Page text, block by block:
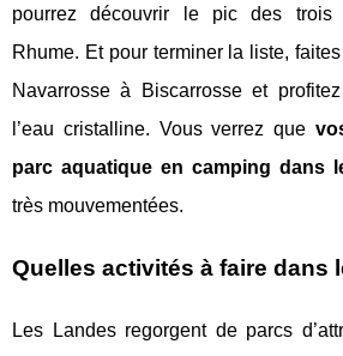
pourrez découvrir le pic des trois
Rhume. Et pour terminer la liste,
Navarrosse à Biscarrosse et
l’eau cristalline. Vous verrez que
parc aquatique en camping dans
très mouvementées.
Quelles activités à faire dans
Les Landes regorgent de parcs